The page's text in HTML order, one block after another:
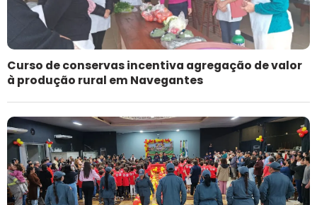
Curso de conservas incentiva agregação de valor
à produção rural em Navegantes